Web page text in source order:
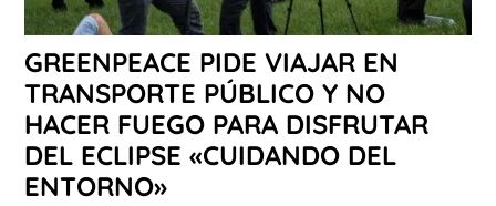
GREENPEACE PIDE VIAJAR EN
TRANSPORTE PÚBLICO Y NO
HACER FUEGO PARA DISFRUTAR
DEL ECLIPSE «CUIDANDO DEL
ENTORNO»